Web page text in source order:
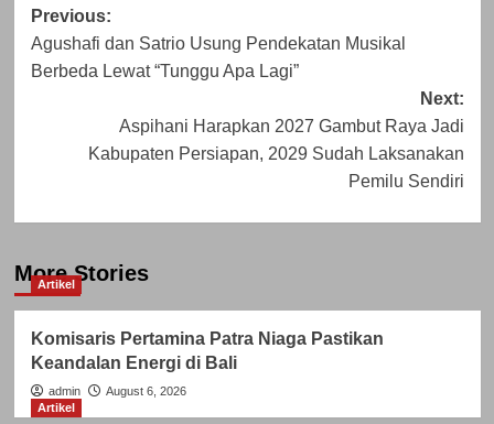
Post
navigation
Previous:
Agushafi dan Satrio Usung Pendekatan Musikal
Berbeda Lewat “Tunggu Apa Lagi”
Next:
Aspihani Harapkan 2027 Gambut Raya Jadi
Kabupaten Persiapan, 2029 Sudah Laksanakan
Pemilu Sendiri
More Stories
Artikel
Komisaris Pertamina Patra Niaga Pastikan
Keandalan Energi di Bali
admin
August 6, 2026
Artikel